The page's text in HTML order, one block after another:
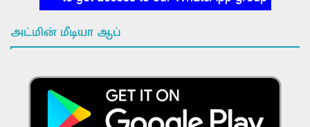
அட்மின் மீடியா ஆப்